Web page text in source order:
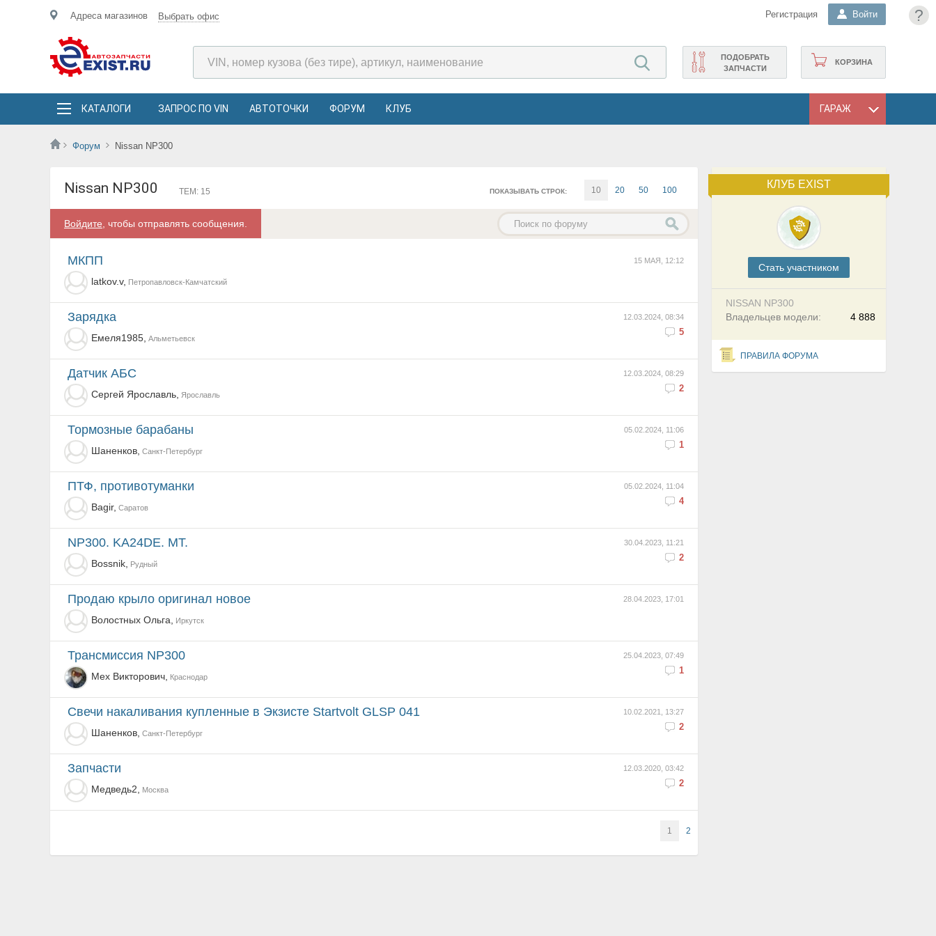
?
Адреса магазинов Выбрать офис Регистрация Войти
КОРЗИНА
ПОДОБРАТЬ
ЗАПЧАСТИ
КАТАЛОГИ ЗАПРОС ПО VIN АВТОТОЧКИ ФОРУМ КЛУБ ГАРАЖ
Форум Nissan NP300
КЛУБ EXIST
Cтать участником
NISSAN NP300
4 888
Владельцев модели:
ПРАВИЛА ФОРУМА
Nissan NP300 ПОКАЗЫВАТЬ СТРОК: 10 20 50 100
ТЕМ: 15
Войдите , чтобы отправлять сообщения.
15 МАЯ, 12:12
МКПП
latkov.v, Петропавловск-Камчатский
12.03.2024, 08:34
5
Зарядка
Емеля1985, Альметьевск
12.03.2024, 08:29
2
Датчик АБС
Сергей Ярославль, Ярославль
05.02.2024, 11:06
1
Тормозные барабаны
Шаненков, Санкт-Петербург
05.02.2024, 11:04
4
ПТФ, противотуманки
Bagir, Саратов
30.04.2023, 11:21
2
NP300. KA24DE. MT.
Bossnik, Рудный
28.04.2023, 17:01
Продаю крыло оригинал новое
Волостных Ольга, Иркутск
25.04.2023, 07:49
1
трансмиссия NP300
Мех Викторович, Краснодар
10.02.2021, 13:27
2
Свечи накаливания купленные в Экзисте Startvolt GLSP 041
Шаненков, Санкт-Петербург
12.03.2020, 03:42
2
Запчасти
Медведь2, Москва
1 2